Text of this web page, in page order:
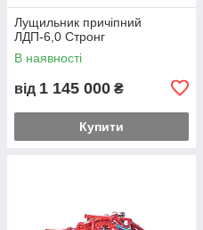
Лущильник причіпний
ЛДП-6,0 Стронг
В наявності
від 1 145 000 ₴
Купити